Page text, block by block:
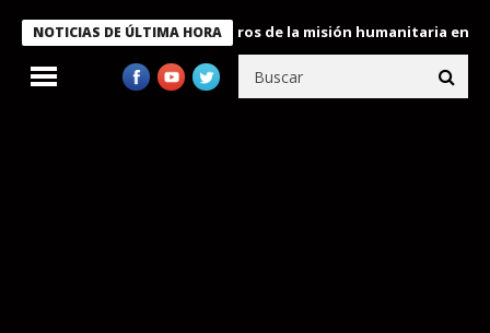
NOTICIAS DE ÚLTIMA HORA
Bukele condecora a miembros de la misión humanitaria enviada